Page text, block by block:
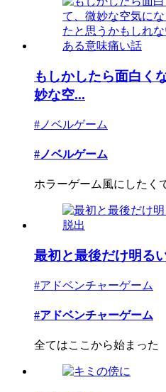
もしかしたら面白く
妙な空...
#ノベルゲーム
#ノベルゲーム
ホラーゲーム風にしたく
最初と最後だけ明る
#アドベンチャーゲーム
#アドベンチャーゲーム
全てはここから始まった